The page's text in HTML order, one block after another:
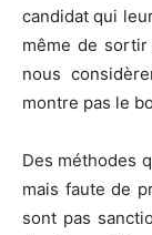
candidat qui
même de sortir
nous
montre pas le
Des méthodes
mais faute de
sont pas